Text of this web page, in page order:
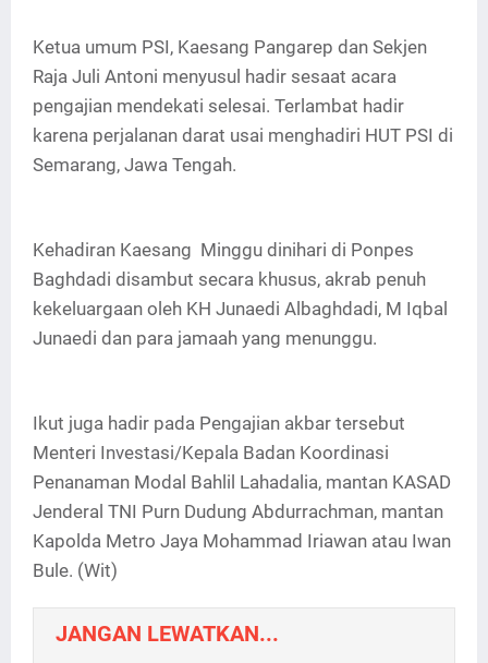
Ketua umum PSI, Kaesang Pangarep dan Sekjen
Raja Juli Antoni menyusul hadir sesaat acara
pengajian mendekati selesai. Terlambat hadir
karena perjalanan darat usai menghadiri HUT PSI di
Semarang, Jawa Tengah.
Kehadiran Kaesang Minggu dinihari di Ponpes
Baghdadi disambut secara khusus, akrab penuh
kekeluargaan oleh KH Junaedi Albaghdadi, M Iqbal
Junaedi dan para jamaah yang menunggu.
Ikut juga hadir pada Pengajian akbar tersebut
Menteri Investasi/Kepala Badan Koordinasi
Penanaman Modal Bahlil Lahadalia, mantan KASAD
Jenderal TNI Purn Dudung Abdurrachman, mantan
Kapolda Metro Jaya Mohammad Iriawan atau Iwan
Bule. (Wit)
JANGAN LEWATKAN...